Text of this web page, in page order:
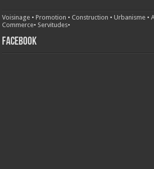
Voisinage •Promotion •Construction •Urbanisme •
Commerce• Servitudes•
FACEBOOK